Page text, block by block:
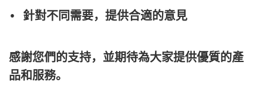
• 針對不同需要，提供合適的意見
感謝您們的支持，並期待為大家提供優質的產
品和服務。